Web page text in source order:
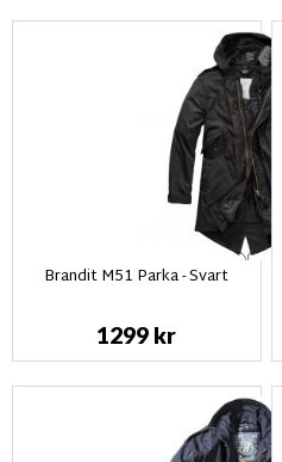
Brandit M51 Parka - Svart
1299 kr